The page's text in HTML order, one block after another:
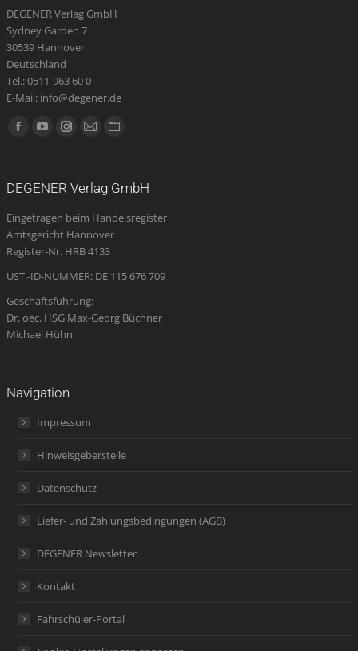
DEGENER Verlag GmbH
Sydney Garden 7
30539 Hannover
Deutschland
Tel.: 0511-963 60 0
E-Mail: info@degener.de
Finden Sie uns auf:
Facebook
new
window
YouTube
new
window
Instagram
new
window
E-
opens
in
new
Website
new
DEGENER Verlag GmbH
Eingetragen beim Handelsregister
Amtsgericht Hannover
Register-Nr. HRB 4133
UST.-ID-NUMMER: DE 115 676 709
Geschäftsführung:
Dr. oec. HSG Max-Georg Büchner
Michael Hühn
Navigation
Impressum
Hinweisgeberstelle
Datenschutz
Liefer- und Zahlungsbedingungen (AGB)
DEGENER Newsletter
Kontakt
Fahrschüler-Portal